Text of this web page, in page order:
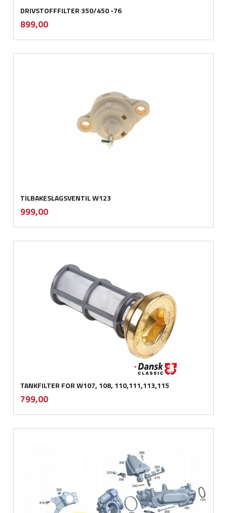
DRIVSTOFFFILTER 350/450 -76
Pris
899,00mva.
TILBAKESLAGSVENTIL W123
Pris
999,00mva.
TANKFILTER FOR W107, 108, 110,111,113,115
Pris
799,00mva.